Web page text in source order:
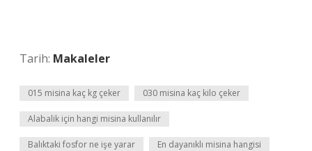
Tarih: Makaleler
015 misina kaç kg çeker 030 misina kaç kilo çeker
Alabalik için hangi misina kullanılır
Balıktaki fosfor ne işe yarar En dayanıklı misina hangisi